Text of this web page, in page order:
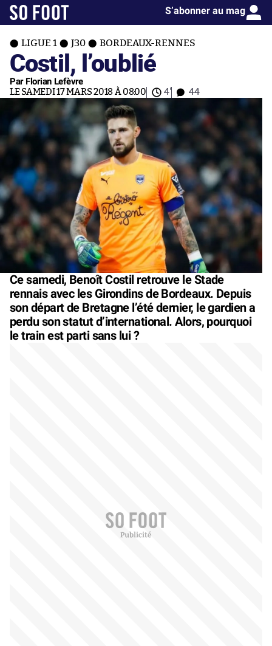
S’abonner au mag
LIGUE 1 J30 BORDEAUX-RENNES
Costil, l’oublié
Par Florian Lefèvre
LE SAMEDI 17 MARS 2018 À 08:00 4' 44
Ce samedi, Benoît Costil retrouve le Stade
rennais avec les Girondins de Bordeaux. Depuis
son départ de Bretagne l’été dernier, le gardien a
perdu son statut d’international. Alors, pourquoi
le train est parti sans lui ?